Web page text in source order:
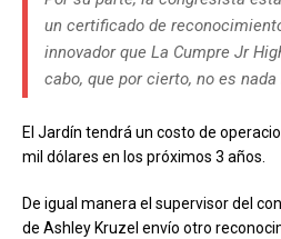
un certificado de
innovador que La Cumpre Jr
cabo, que por cierto, no es nada
El Jardín tendrá un costo de
mil dólares en los próximos 3 años.
De igual manera el supervisor del
de Ashley Kruzel envío otro